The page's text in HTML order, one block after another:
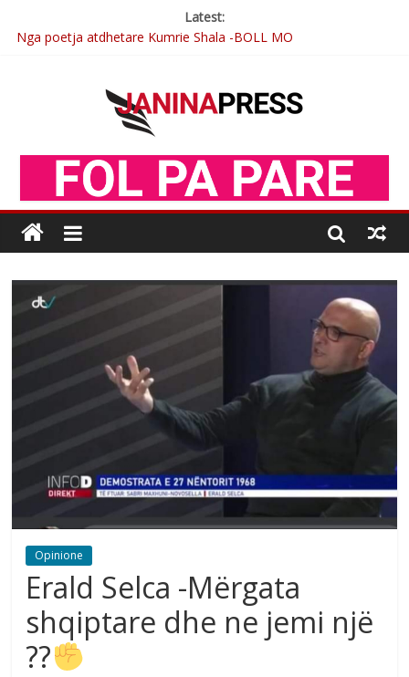
Latest:
Nga poetja atdhetare Kumrie Shala -BOLL MO
Çlirimtari Mentor Mushkolaj nderohet me mirenjohje nga
Xhevdet Qeriqi Dega e invalidëve në Fushë Kosovë
Postim me vlera nga artistja e mirëfilltë Mimoza Gjoni
Opinione
Erald Selca -Mërgata
shqiptare dhe ne jemi një
??